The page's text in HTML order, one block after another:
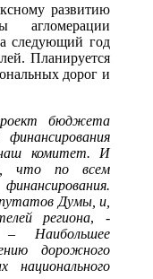
развитию
агломерации
следующий год
Планируется
дорог и
бюджета
наш комитет. И
что по всем
Думы, и,
региона, -
– Наибольшее
дорожного